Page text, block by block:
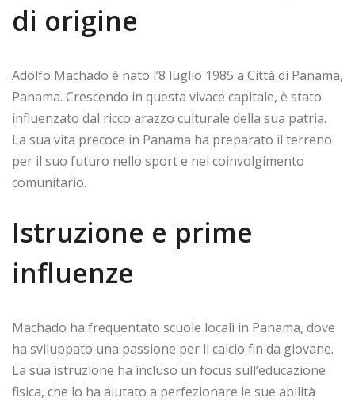
di origine
Adolfo Machado è nato l’8 luglio 1985 a Città di Panama,
Panama. Crescendo in questa vivace capitale, è stato
influenzato dal ricco arazzo culturale della sua patria.
La sua vita precoce in Panama ha preparato il terreno
per il suo futuro nello sport e nel coinvolgimento
comunitario.
Istruzione e prime
influenze
Machado ha frequentato scuole locali in Panama, dove
ha sviluppato una passione per il calcio fin da giovane.
La sua istruzione ha incluso un focus sull’educazione
fisica, che lo ha aiutato a perfezionare le sue abilità